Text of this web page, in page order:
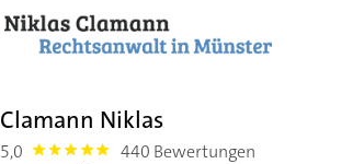
Clamann Niklas
5,0 5.0 440 Bewertungen